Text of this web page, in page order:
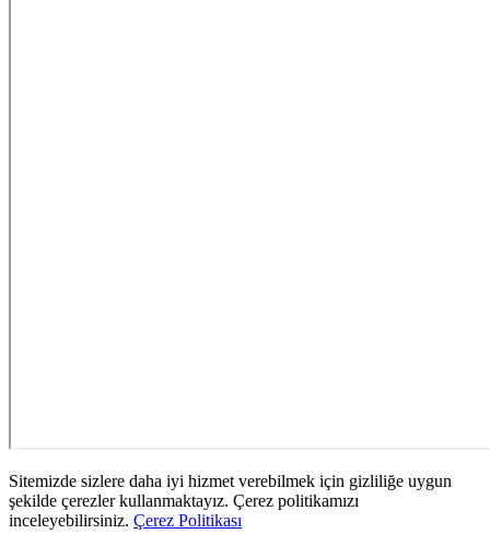
Sitemizde sizlere daha iyi hizmet verebilmek için gizliliğe uygun
şekilde çerezler kullanmaktayız. Çerez politikamızı
inceleyebilirsiniz. Çerez Politikası